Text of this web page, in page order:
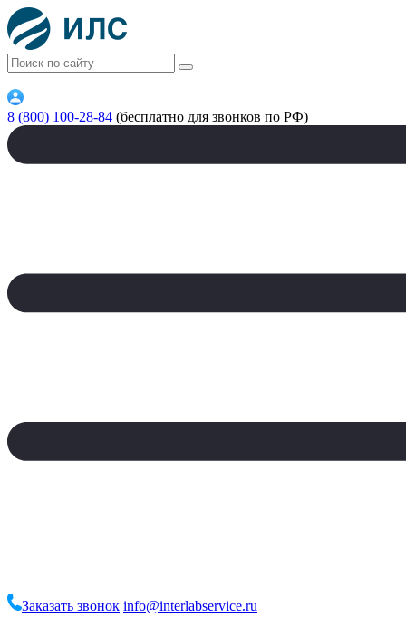
8 (800) 100-28-84 (бесплатно для звонков по РФ)
Заказать звонок info@interlabservice.ru